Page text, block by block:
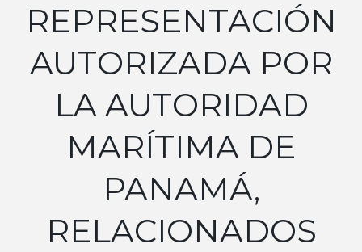
REPRESENTACIÓN
AUTORIZADA POR
LA AUTORIDAD
MARÍTIMA DE
PANAMÁ,
RELACIONADOS